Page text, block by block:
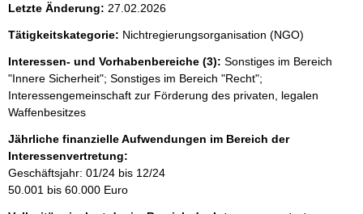
g
r
n
w
e
s
:
Letzte Änderung: 27.02.2026
Tätigkeitskategorie: Nichtregierungsorganisation (NGO)
Interessen- und Vorhabenbereiche (3): Sonstiges im Bereich
"Innere Sicherheit"; Sonstiges im Bereich "Recht";
Interessengemeinschaft zur Förderung des privaten, legalen
Waffenbesitzes
Jährliche finanzielle Aufwendungen im Bereich der
Interessenvertretung:
Geschäftsjahr: 01/24 bis 12/24
50.001 bis 60.000 Euro